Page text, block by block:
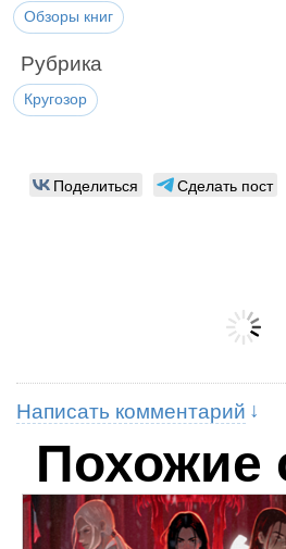
Обзоры книг
Рубрика
Кругозор
Поделиться Сделать пост
Написать комментарий
Похожие